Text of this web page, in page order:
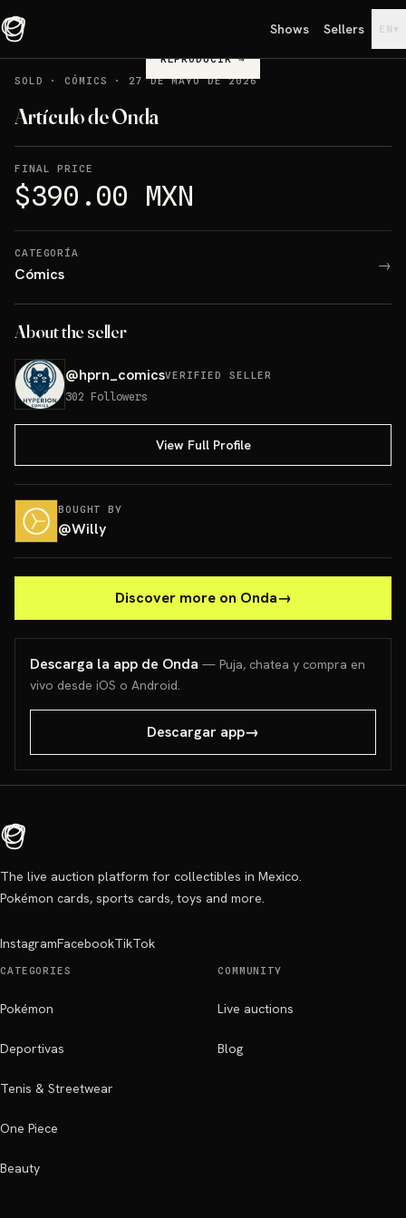
Shows Sellers EN ▾
REPRODUCIR→
SOLD
·CÓMICS ·27 DE MAYO DE 2026
Artículo de Onda
FINAL PRICE
$390.00 MXN
CATEGORÍA
Cómics →
About the seller
@hprn_comicsVERIFIED SELLER
302 Followers
View Full Profile
BOUGHT BY
@Willy
Discover more on Onda→
Descarga la app de Onda — Puja, chatea y compra en
vivo desde iOS o Android.
Descargar app→
The live auction platform for collectibles in Mexico.
Pokémon cards, sports cards, toys and more.
InstagramFacebookTikTok
CATEGORIES
Pokémon
Deportivas
Tenis & Streetwear
One Piece
Beauty
COMMUNITY
Live auctions
Blog